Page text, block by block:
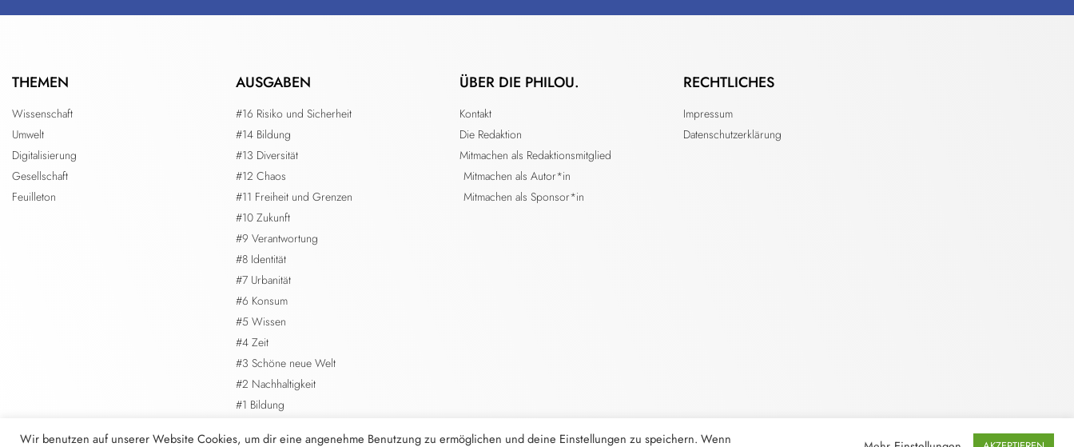
THEMEN
Wissenschaft
Umwelt
Digitalisierung
Gesellschaft
Feuilleton
AUSGABEN
#16 Risiko und Sicherheit
#14 Bildung
#13 Diversität
#12 Chaos
#11 Freiheit und Grenzen
#10 Zukunft
#9 Verantwortung
#8 Identität
#7 Urbanität
#6 Konsum
#5 Wissen
#4 Zeit
#3 Schöne neue Welt
#2 Nachhaltigkeit
#1 Bildung
ÜBER DIE PHILOU.
Kontakt
Die Redaktion
Mitmachen als Redaktionsmitglied
Mitmachen als Autor*in
Mitmachen als Sponsor*in
RECHTLICHES
Impressum
Datenschutzerklärung
Wir benutzen auf unserer Website Cookies, um dir eine angenehme Benutzung zu ermöglichen und deine Einstellungen zu speichern. Wenn